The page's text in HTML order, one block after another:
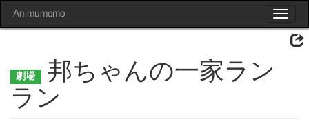
Toggle
Animumemo
邦ちゃんの一家ラン
ラン